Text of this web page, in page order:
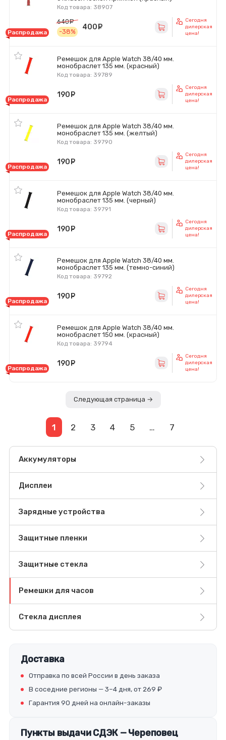
Код товара: 38907
Распродажа
640
-38%
400
Сегодня
дилерская
цена!
Ремешок для Apple Watch 38/40 мм.
монобраслет 135 мм. (красный)
Код товара: 39789
Распродажа
190
Сегодня
дилерская
цена!
Ремешок для Apple Watch 38/40 мм.
монобраслет 135 мм. (желтый)
Код товара: 39790
Распродажа
190
Сегодня
дилерская
цена!
Ремешок для Apple Watch 38/40 мм.
монобраслет 135 мм. (черный)
Код товара: 39791
Распродажа
190
Сегодня
дилерская
цена!
Ремешок для Apple Watch 38/40 мм.
монобраслет 135 мм. (темно-синий)
Код товара: 39792
Распродажа
190
Сегодня
дилерская
цена!
Ремешок для Apple Watch 38/40 мм.
монобраслет 150 мм. (красный)
Код товара: 39794
Распродажа
190
Сегодня
дилерская
цена!
Следующая страница →
1 2 3 4 5 … 7
Аккумуляторы
Дисплеи
Зарядные устройства
Защитные пленки
Защитные стекла
Ремешки для часов
Стекла дисплея
Доставка
Отправка по всей России в день заказа
В соседние регионы — 3–4 дня, от 269 ₽
Гарантия 90 дней на онлайн-заказы
Пункты выдачи СДЭК — Череповец